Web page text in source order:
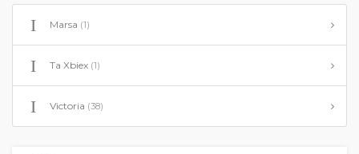
Marsa (1)
Ta Xbiex (1)
Victoria (38)